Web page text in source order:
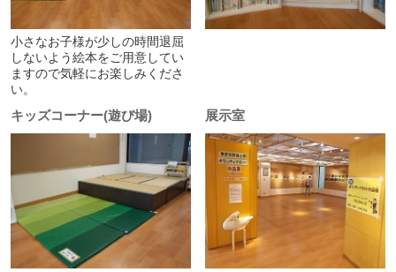
小さなお子様が少しの時間退屈
しないよう絵本をご用意してい
ますので気軽にお楽しみくださ
い。
キッズコーナー(遊び場) 展示室